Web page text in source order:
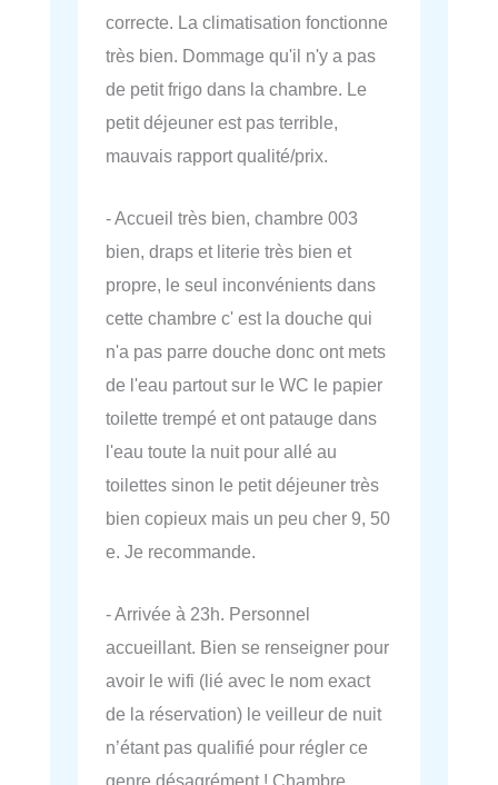
correcte. La climatisation fonctionne
très bien. Dommage qu'il n'y a pas
de petit frigo dans la chambre. Le
petit déjeuner est pas terrible,
mauvais rapport qualité/prix.
- Accueil très bien, chambre 003
bien, draps et literie très bien et
propre, le seul inconvénients dans
cette chambre c' est la douche qui
n'a pas parre douche donc ont mets
de l'eau partout sur le WC le papier
toilette trempé et ont patauge dans
l'eau toute la nuit pour allé au
toilettes sinon le petit déjeuner très
bien copieux mais un peu cher 9, 50
e. Je recommande.
- Arrivée à 23h. Personnel
accueillant. Bien se renseigner pour
avoir le wifi (lié avec le nom exact
de la réservation) le veilleur de nuit
n’étant pas qualifié pour régler ce
genre désagrément ! Chambre